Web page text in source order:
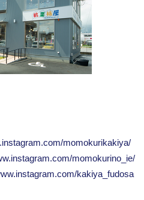
momokurikakiya/
momokurino_ie/
kakiya_fudosa